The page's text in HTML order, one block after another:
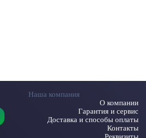
Наша компания
О компании
Гарантия и сервис
Доставка и способы оплаты
Контакты
Реквизиты